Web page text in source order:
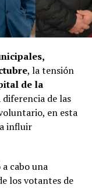
, la tensión
de la
de las
en esta
influir
cabo una
los votantes de